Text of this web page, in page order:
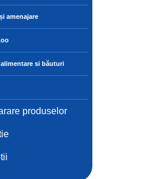
amenajare
si băuturi
produselor